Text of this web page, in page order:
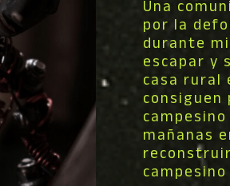
Una
por la
durante
escapar y
casa rural
consiguen
mañanas